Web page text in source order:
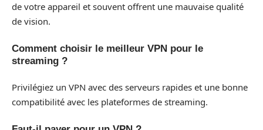
de votre appareil et souvent offrent une mauvaise qualité
de vision.
Comment choisir le meilleur VPN pour le
streaming ?
Privilégiez un VPN avec des serveurs rapides et une bonne
compatibilité avec les plateformes de streaming.